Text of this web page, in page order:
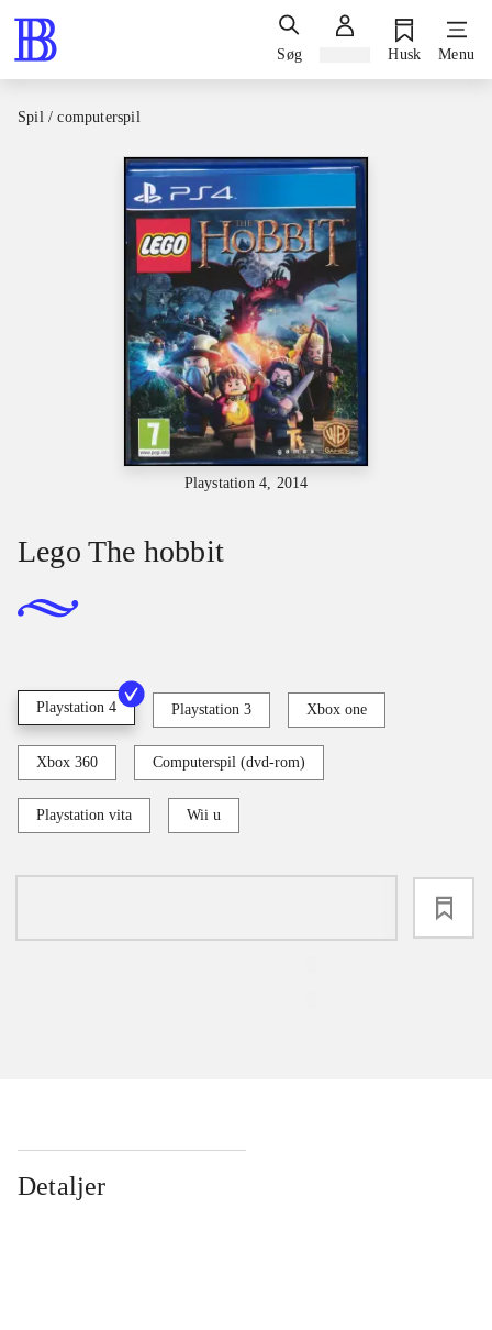
Søg Husk Menu
Spil / computerspil
Playstation 4, 2014
Lego The hobbit
Playstation 4 Playstation 3 Xbox one
Xbox 360 Computerspil (dvd-rom)
Playstation vita Wii u
Detaljer